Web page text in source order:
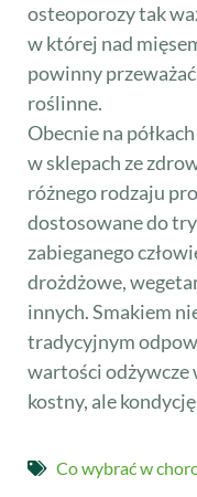
osteoporozy tak
w której nad
powinny
roślinne.
Obecnie na
w sklepach ze
różnego rodzaju
dostosowane do
zabieganego
drożdżowe,
innych. Smakiem
tradycyjnym
wartości odżywcze
kostny, ale
Co wybrać w